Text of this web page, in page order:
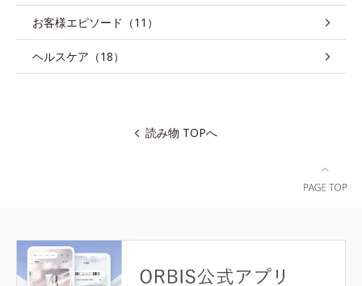
お客様エピソード（11）
ヘルスケア（18）
読み物 TOPへ